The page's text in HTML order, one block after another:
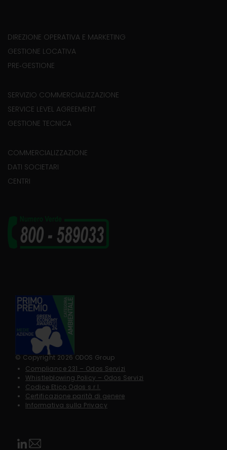
DIREZIONE OPERATIVA E MARKETING
GESTIONE LOCATIVA
PRE‐GESTIONE
SERVIZIO COMMERCIALIZZAZIONE
SERVICE LEVEL AGREEMENT
GESTIONE TECNICA
COMMERCIALIZZAZIONE
DATI SOCIETARI
CENTRI
© Copyright 2026 ODOS Group
Compliance 231 – Odos Servizi
Whistleblowing Policy – Odos Servizi
Codice Etico Odos s.r.l.
Certificazione parità di genere
Informativa sulla Privacy